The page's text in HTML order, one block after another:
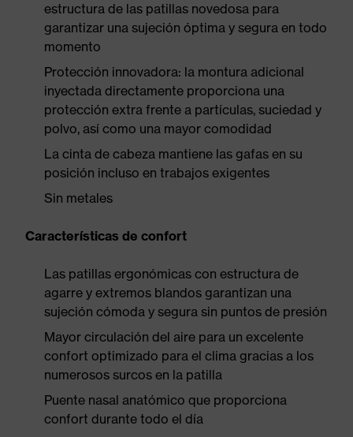
estructura de las patillas novedosa para
garantizar una sujeción óptima y segura en todo
momento
Protección innovadora: la montura adicional
inyectada directamente proporciona una
protección extra frente a partículas, suciedad y
polvo, así como una mayor comodidad
La cinta de cabeza mantiene las gafas en su
posición incluso en trabajos exigentes
Sin metales
Características de confort
Las patillas ergonómicas con estructura de
agarre y extremos blandos garantizan una
sujeción cómoda y segura sin puntos de presión
Mayor circulación del aire para un excelente
confort optimizado para el clima gracias a los
numerosos surcos en la patilla
Puente nasal anatómico que proporciona
confort durante todo el día